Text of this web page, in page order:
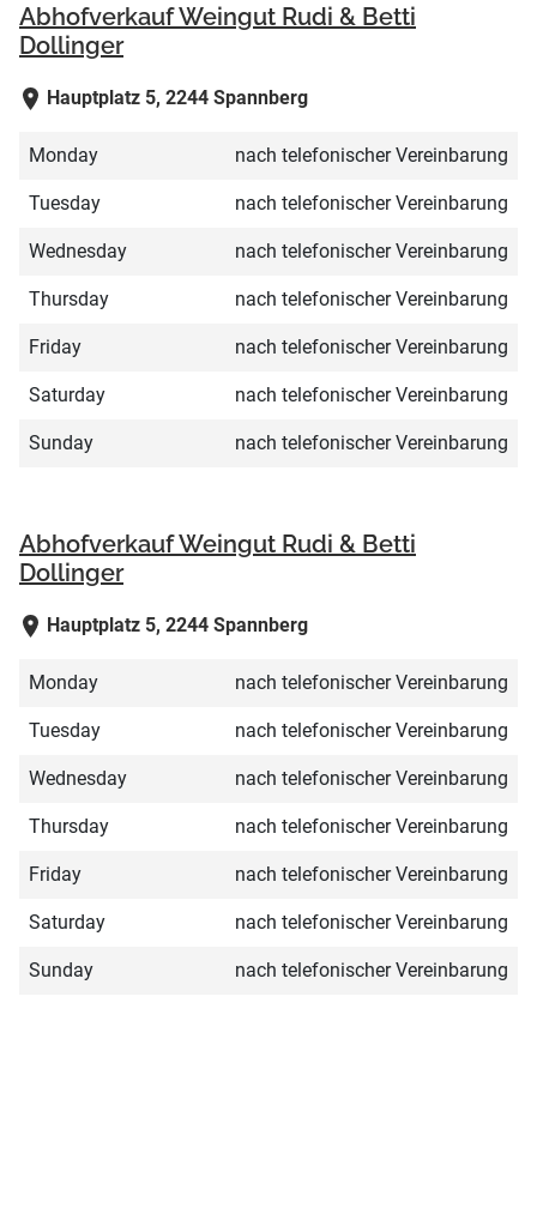
Abhofverkauf Weingut Rudi & Betti
Dollinger
Hauptplatz 5, 2244 Spannberg
Monday nach telefonischer Vereinbarung
Tuesday nach telefonischer Vereinbarung
Wednesday nach telefonischer Vereinbarung
Thursday nach telefonischer Vereinbarung
Friday nach telefonischer Vereinbarung
Saturday nach telefonischer Vereinbarung
Sunday nach telefonischer Vereinbarung
Abhofverkauf Weingut Rudi & Betti
Dollinger
Hauptplatz 5, 2244 Spannberg
Monday nach telefonischer Vereinbarung
Tuesday nach telefonischer Vereinbarung
Wednesday nach telefonischer Vereinbarung
Thursday nach telefonischer Vereinbarung
Friday nach telefonischer Vereinbarung
Saturday nach telefonischer Vereinbarung
Sunday nach telefonischer Vereinbarung